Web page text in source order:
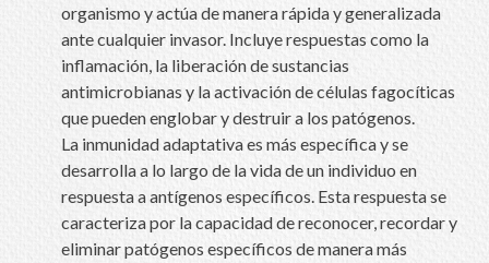
organismo y actúa de manera rápida y generalizada
ante cualquier invasor. Incluye respuestas como la
inflamación, la liberación de sustancias
antimicrobianas y la activación de células fagocíticas
que pueden englobar y destruir a los patógenos.
La inmunidad adaptativa es más específica y se
desarrolla a lo largo de la vida de un individuo en
respuesta a antígenos específicos. Esta respuesta se
caracteriza por la capacidad de reconocer, recordar y
eliminar patógenos específicos de manera más